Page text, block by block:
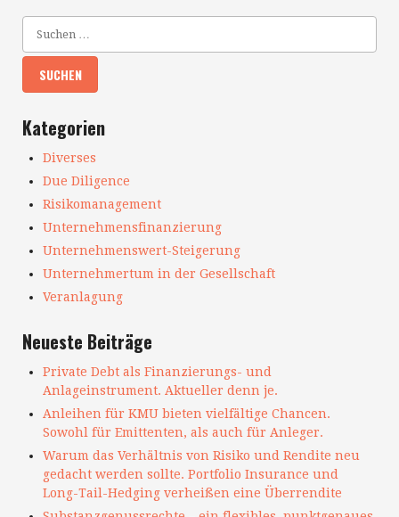
Kategorien
Diverses
Due Diligence
Risikomanagement
Unternehmensfinanzierung
Unternehmenswert-Steigerung
Unternehmertum in der Gesellschaft
Veranlagung
Neueste Beiträge
Private Debt als Finanzierungs- und
Anlageinstrument. Aktueller denn je.
Anleihen für KMU bieten vielfältige Chancen.
Sowohl für Emittenten, als auch für Anleger.
Warum das Verhältnis von Risiko und Rendite neu
gedacht werden sollte. Portfolio Insurance und
Long-Tail-Hedging verheißen eine Überrendite